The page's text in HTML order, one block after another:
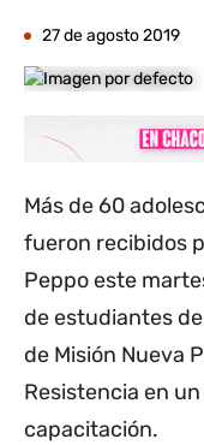
27 de agosto 2019
Más de 60
fueron recibidos
Peppo este
de estudiantes
de Misión Nueva
Resistencia en
capacitación.